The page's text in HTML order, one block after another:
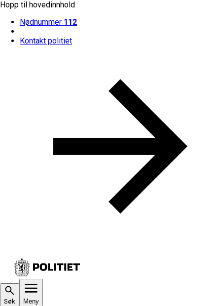
Hopp til hovedinnhold
Nødnummer 112
Kontakt politiet
Søk Meny